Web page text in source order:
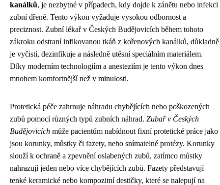
kanálků, je nezbytné v případech, kdy dojde k zánětu nebo infekci
zubní dřeně. Tento výkon vyžaduje vysokou odbornost a
preciznost. Zubní lékař v Českých Budějovicích během tohoto
zákroku odstraní infikovanou tkáň z kořenových kanálků, důkladně
je vyčistí, dezinfikuje a následně utěsní speciálním materiálem.
Díky moderním technologiím a anesteziím je tento výkon dnes
mnohem komfortnější než v minulosti.
Protetická péče zahrnuje náhradu chybějících nebo poškozených
zubů pomocí různých typů zubních náhrad. Zubař v Českých
Budějovicích může pacientům nabídnout fixní protetické práce jako
jsou korunky, můstky či fazety, nebo snímatelné protézy. Korunky
slouží k ochraně a zpevnění oslabených zubů, zatímco můstky
nahrazují jeden nebo více chybějících zubů. Fazety představují
tenké keramické nebo kompozitní destičky, které se nalepují na